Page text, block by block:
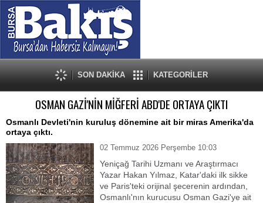
SON DAKİKA KATEGORİLER
OSMAN GAZİ'NİN MİĞFERİ ABD'DE ORTAYA ÇIKTI
Osmanlı Devleti'nin kuruluş dönemine ait bir miras Amerika'da
ortaya çıktı.
02 Temmuz 2026 Perşembe 10:03
Yeniçağ Tarihi Uzmanı ve Araştırmacı
Yazar Hakan Yılmaz, Katar'daki ilk sikke
ve Paris'teki orijinal şecerenin ardından,
Osmanlı'nın kurucusu Osman Gazi'ye ait